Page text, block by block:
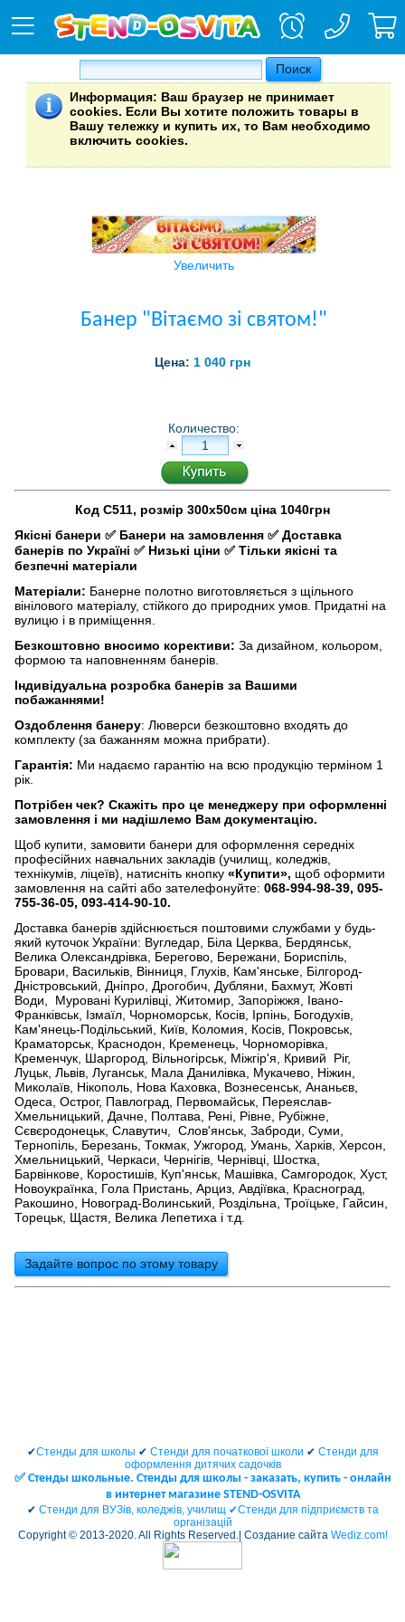
Информация: Ваш браузер не принимает
cookies. Если Вы хотите положить товары в
Вашу тележку и купить их, то Вам необходимо
включить cookies.
Увеличить
Банер "Вітаємо зі святом!"
Цена: 1 040 грн
Количество:
Код С511, розмір 300х50см ціна 1040грн
Якісні банери ✅ Банери на замовлення ✅ Доставка
банерів по Україні ✅ Низькі ціни ✅ Тільки якісні та
безпечні матеріали
Матеріали: Банерне полотно виготовляється з щільного
вінілового матеріалу, стійкого до природних умов. Придатні на
вулицю і в приміщення.
Безкоштовно вносимо корективи: За дизайном, кольором,
формою та наповненням банерів.
Індивідуальна розробка банерів за Вашими
побажаннями!
Оздоблення банеру: Люверси безкоштовно входять до
комплекту (за бажанням можна прибрати).
Гарантія: Ми надаємо гарантію на всю продукцію терміном 1
рік.
Потрібен чек? Скажіть про це менеджеру при оформленні
замовлення і ми надішлемо Вам документацію.
Щоб купити, замовити банери для оформлення середніх
професійних навчальних закладів (училищ, коледжів,
технікумів, ліцеїв), натисніть кнопку «Купити», щоб оформити
замовлення на сайті або зателефонуйте: 068-994-98-39, 095-
755-36-05, 093-414-90-10.
Доставка банерів здійснюється поштовими службами у будь-
який куточок України: Вугледар, Біла Церква, Бердянськ,
Велика Олександрівка, Берегово, Бережани, Бориспіль,
Бровари, Васильків, Вінниця, Глухів, Кам'янське, Білгород-
Дністровський, Дніпро, Дрогобич, Дубляни, Бахмут, Жовті
Води, Муровані Курилівці, Житомир, Запоріжжя, Івано-
Франківськ, Ізмаїл, Чорноморськ, Косів, Ірпінь, Богодухів,
Кам'янець-Подільський, Київ, Коломия, Косів, Покровськ,
Краматорськ, Краснодон, Кременець, Чорноморівка,
Кременчук, Шаргород, Вільногірськ, Міжгір'я, Кривий Ріг,
Луцьк, Львів, Луганськ, Мала Данилівка, Мукачево, Ніжин,
Миколаїв, Нікополь, Нова Каховка, Вознесенськ, Ананьєв,
Одеса, Острог, Павлоград, Первомайськ, Переяслав-
Хмельницький, Дачне, Полтава, Рені, Рівне, Рубіжне,
Сєвєродонецьк, Славутич, Слов'янськ, Заброди, Суми,
Тернопіль, Березань, Токмак, Ужгород, Умань, Харків, Херсон,
Хмельницький, Черкаси, Чернігів, Чернівці, Шостка,
Барвінкове, Коростишів, Куп'янськ, Машівка, Самгородок, Хуст,
Новоукраїнка, Гола Пристань, Арциз, Авдіївка, Красноград,
Ракошино, Новоград-Волинський, Роздільна, Троїцьке, Гайсин,
Торецьк, Щастя, Велика Лепетиха і т.д.
Задайте вопрос по этому товару
✔Стенды для школы ✔ Стенди для початкової школи ✔ Стенди для
оформлення дитячих садочків
✅ Cтенды школьные. Стенды для школы - заказать, купить - онлайн
в интернет магазине STEND-OSVITA
✔ Стенди для ВУЗів, коледжів, училищ ✔Стенди для підприємств та
організацій
Copyright © 2013-2020. All Rights Reserved.| Создание сайта Wediz.com!